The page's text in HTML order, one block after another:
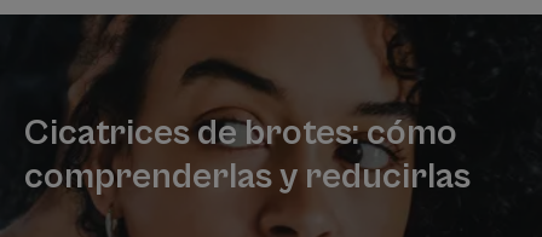
Cicatrices de brotes: cómo
comprenderlas y reducirlas